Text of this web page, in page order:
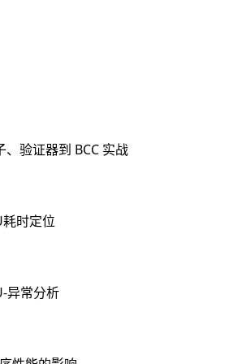
、验证器到 BCC 实战
时定位
异常分析